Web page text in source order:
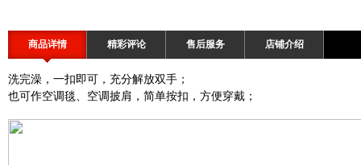
商品详情 精彩评论 售后服务 店铺介绍
洗完澡，一扣即可，充分解放双手；
也可作空调毯、空调披肩，简单按扣，方便穿戴；